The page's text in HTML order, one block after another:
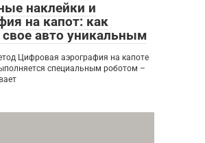
наклейки и
на капот: как
свое авто уникальным
Цифровая аэрография на капоте
специальным роботом –